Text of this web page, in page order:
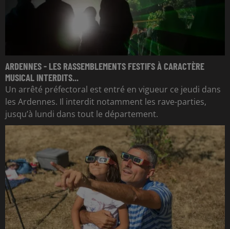
ARDENNES - LES RASSEMBLEMENTS FESTIFS À CARACTÈRE
MUSICAL INTERDITS...
Un arrêté préfectoral est entré en vigueur ce jeudi dans
les Ardennes. Il interdit notamment les rave-parties,
jusqu’à lundi dans tout le département.